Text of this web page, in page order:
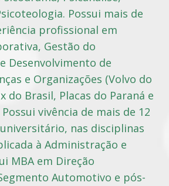
Possui mais de
profissional em
Gestão do
Desenvolvimento de
e Organizações (Volvo do
do Brasil, Placas do Paraná e
vivência de mais de 12
nas disciplinas
à Administração e
MBA em Direção
Automotivo e pós-